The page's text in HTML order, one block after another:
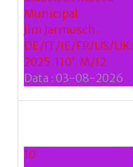
Municipal
Jim Jarmusch.
DE/IT/IE/FR/US/UK:
2025. 110’. M/12
Data : 03-08-2026
10